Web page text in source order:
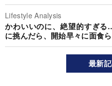
Lifestyle Analysis
かわいいのに、絶望的すぎる
に挑んだら、開始早々に面食
最新